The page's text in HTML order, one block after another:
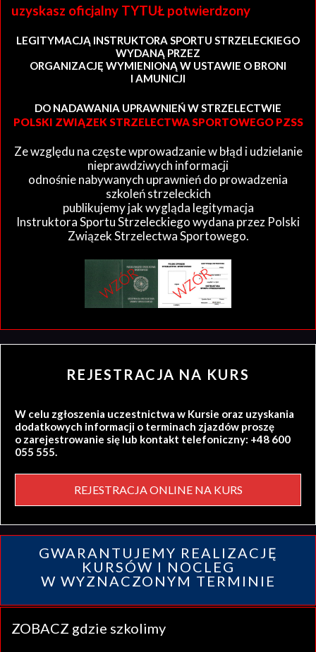
uzyskasz oficjalny TYTUŁ potwierdzony
LEGITYMACJĄ INSTRUKTORA SPORTU STRZELECKIEGO
WYDANĄ PRZEZ
ORGANIZACJĘ WYMIENIONĄ W USTAWIE O BRONI
I AMUNICJI
DO NADAWANIA UPRAWNIEŃ W STRZELECTWIE
POLSKI ZWIĄZEK STRZELECTWA SPORTOWEGO PZSS
Ze względu na częste wprowadzanie w błąd i udzielanie
nieprawdziwych informacji
odnośnie nabywanych uprawnień do prowadzenia
szkoleń strzeleckich
publikujemy jak wygląda legitymacja
Instruktora Sportu Strzeleckiego wydana przez Polski
Związek Strzelectwa Sportowego.
REJESTRACJA NA KURS
W celu zgłoszenia uczestnictwa w Kursie oraz uzyskania
dodatkowych informacji o terminach zjazdów proszę
o zarejestrowanie się lub kontakt telefoniczny: +48 600
055 555.
REJESTRACJA ONLINE NA KURS
GWARANTUJEMY REALIZACJĘ
KURSÓW I NOCLEG
W WYZNACZONYM TERMINIE
ZOBACZ gdzie szkolimy